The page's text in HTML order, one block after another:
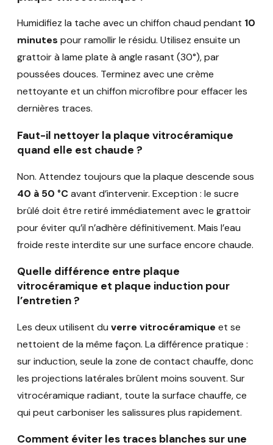
Humidifiez la tache avec un chiffon chaud pendant 10
minutes pour ramollir le résidu. Utilisez ensuite un
grattoir à lame plate à angle rasant (30°), par
poussées douces. Terminez avec une crème
nettoyante et un chiffon microfibre pour effacer les
dernières traces.
Faut-il nettoyer la plaque vitrocéramique
quand elle est chaude ?
Non. Attendez toujours que la plaque descende sous
40 à 50 °Cavant d’intervenir. Exception : le sucre
brûlé doit être retiré immédiatement avec le grattoir
pour éviter qu’il n’adhère définitivement. Mais l’eau
froide reste interdite sur une surface encore chaude.
Quelle différence entre plaque
vitrocéramique et plaque induction pour
l’entretien ?
Les deux utilisent du verre vitrocéramique et se
nettoient de la même façon. La différence pratique :
sur induction, seule la zone de contact chauffe, donc
les projections latérales brûlent moins souvent. Sur
vitrocéramique radiant, toute la surface chauffe, ce
qui peut carboniser les salissures plus rapidement.
Comment éviter les traces blanches sur une